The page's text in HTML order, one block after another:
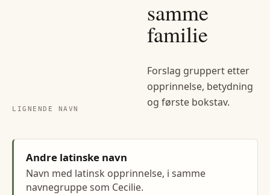
LIGNENDE NAVN
samme
familie
Forslag gruppert etter
opprinnelse, betydning
og første bokstav.
Andre latinske navn
Navn med latinsk opprinnelse, i samme
navnegruppe som Cecilie.